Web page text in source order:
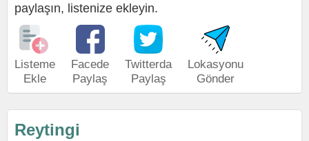
paylaşın, listenize ekleyin.
Listeme
Ekle
Facede
Paylaş
Twitterda
Paylaş
Lokasyonu
Gönder
Reytingi